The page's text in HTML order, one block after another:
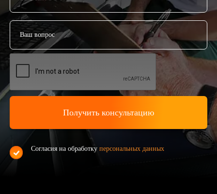
Согласия на обработку персональных данных